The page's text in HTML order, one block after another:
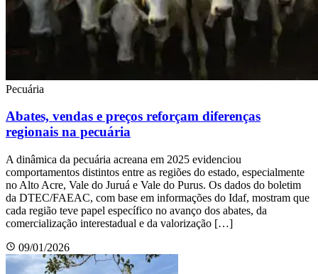
Pecuária
Abates, vendas e preços reforçam diferenças
regionais na pecuária
A dinâmica da pecuária acreana em 2025 evidenciou
comportamentos distintos entre as regiões do estado, especialmente
no Alto Acre, Vale do Juruá e Vale do Purus. Os dados do boletim
da DTEC/FAEAC, com base em informações do Idaf, mostram que
cada região teve papel específico no avanço dos abates, da
comercialização interestadual e da valorização […]
09/01/2026